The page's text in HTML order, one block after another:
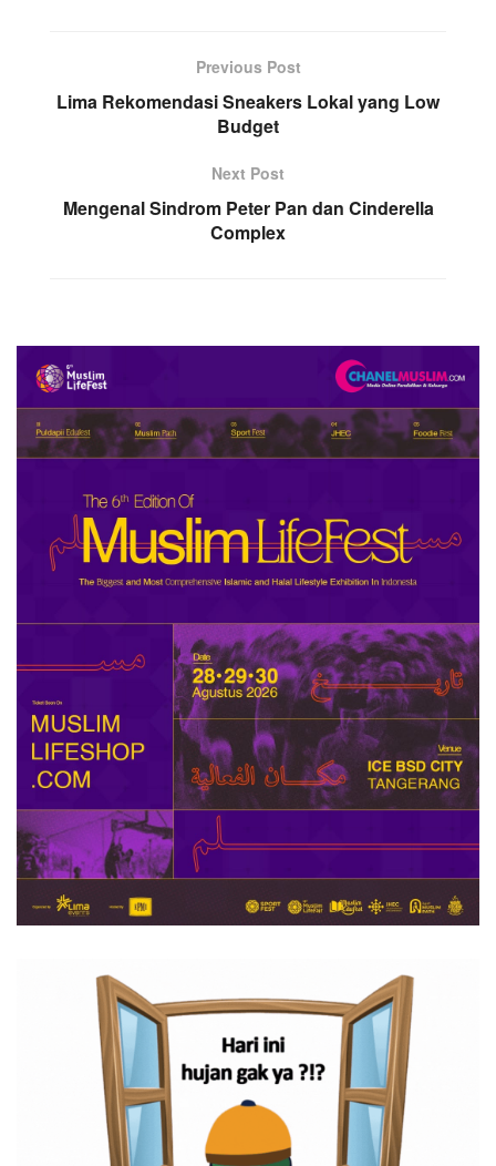
Previous Post
Lima Rekomendasi Sneakers Lokal yang Low
Budget
Next Post
Mengenal Sindrom Peter Pan dan Cinderella
Complex